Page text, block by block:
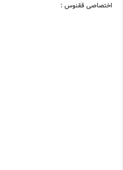
اختصاصی ققنوس :